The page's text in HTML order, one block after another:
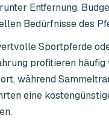
Entfernung,
Bedürfnisse des
Sportpferde
profitieren häufig
während
eine